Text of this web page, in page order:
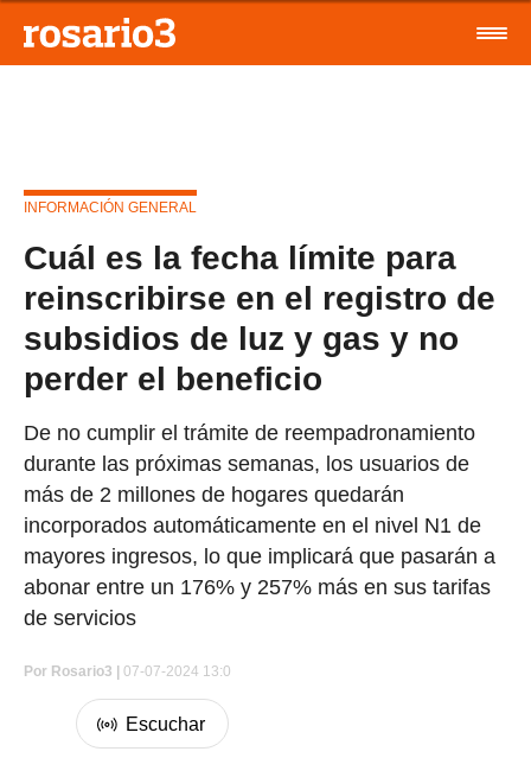
INFORMACIÓN GENERAL
Cuál es la fecha límite para
reinscribirse en el registro de
subsidios de luz y gas y no
perder el beneficio
De no cumplir el trámite de reempadronamiento
durante las próximas semanas, los usuarios de
más de 2 millones de hogares quedarán
incorporados automáticamente en el nivel N1 de
mayores ingresos, lo que implicará que pasarán a
abonar entre un 176% y 257% más en sus tarifas
de servicios
Por Rosario3 | 07-07-2024 13:0